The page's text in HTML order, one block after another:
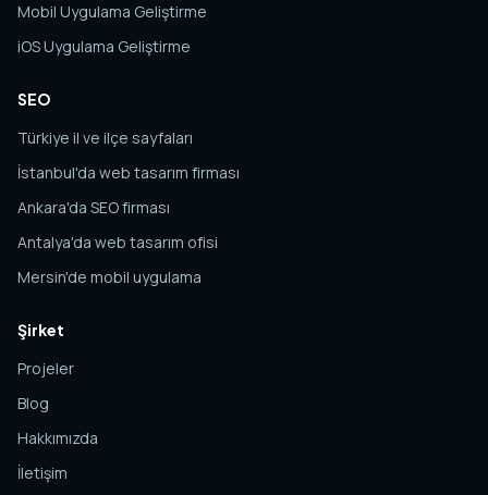
Mobil Uygulama Geliştirme
iOS Uygulama Geliştirme
SEO
Türkiye il ve ilçe sayfaları
İstanbul'da web tasarım firması
Ankara'da SEO firması
Antalya'da web tasarım ofisi
Mersin'de mobil uygulama
Şirket
Projeler
Blog
Hakkımızda
İletişim